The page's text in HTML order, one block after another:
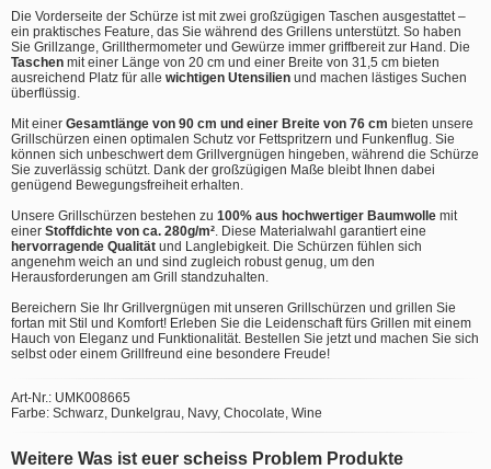
Die Vorderseite der Schürze ist mit zwei großzügigen Taschen ausgestattet –
ein praktisches Feature, das Sie während des Grillens unterstützt. So haben
Sie Grillzange, Grillthermometer und Gewürze immer griffbereit zur Hand. Die
Taschen mit einer Länge von 20 cm und einer Breite von 31,5 cm bieten
ausreichend Platz für alle wichtigen Utensilien und machen lästiges Suchen
überflüssig.
Mit einer Gesamtlänge von 90 cm und einer Breite von 76 cm bieten unsere
Grillschürzen einen optimalen Schutz vor Fettspritzern und Funkenflug. Sie
können sich unbeschwert dem Grillvergnügen hingeben, während die Schürze
Sie zuverlässig schützt. Dank der großzügigen Maße bleibt Ihnen dabei
genügend Bewegungsfreiheit erhalten.
Unsere Grillschürzen bestehen zu 100% aus hochwertiger Baumwolle mit
einer Stoffdichte von ca. 280g/m² . Diese Materialwahl garantiert eine
hervorragende Qualität und Langlebigkeit. Die Schürzen fühlen sich
angenehm weich an und sind zugleich robust genug, um den
Herausforderungen am Grill standzuhalten.
Bereichern Sie Ihr Grillvergnügen mit unseren Grillschürzen und grillen Sie
fortan mit Stil und Komfort! Erleben Sie die Leidenschaft fürs Grillen mit einem
Hauch von Eleganz und Funktionalität. Bestellen Sie jetzt und machen Sie sich
selbst oder einem Grillfreund eine besondere Freude!
Art-Nr.: UMK008665
Farbe: Schwarz, Dunkelgrau, Navy, Chocolate, Wine
Weitere Was ist euer scheiss Problem Produkte